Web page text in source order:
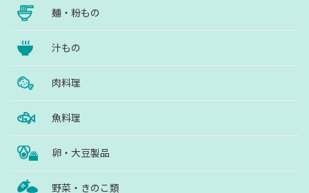
麺・粉もの
汁もの
肉料理
魚料理
卵・大豆製品
野菜・きのこ類